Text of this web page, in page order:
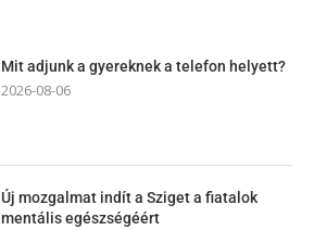
Mit adjunk a gyereknek a telefon helyett?
2026-08-06
Új mozgalmat indít a Sziget a fiatalok
mentális egészségéért